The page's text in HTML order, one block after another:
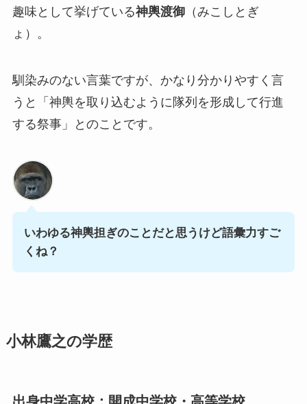
趣味として挙げている神輿渡御（みこしとぎ
ょ）。
馴染みのない言葉ですが、かなり分かりやすく言
うと「 神輿を取り込むように隊列を形成して行進
する祭事」
とのことです。
いわゆる神輿担ぎのことだと思うけど語彙力すご
くね？
小林鷹之の学歴